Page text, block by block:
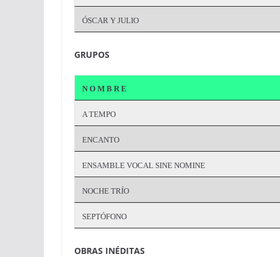
ÓSCAR Y JULIO
GRUPOS
N O M B R E
A TEMPO
ENCANTO
ENSAMBLE VOCAL SINE NOMINE
NOCHE TRÍO
SEPTÓFONO
OBRAS INÉDITAS